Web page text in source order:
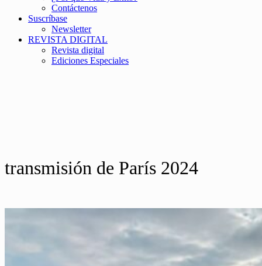
Contáctenos
Suscríbase
Newsletter
REVISTA DIGITAL
Revista digital
Ediciones Especiales
transmisión de París 2024